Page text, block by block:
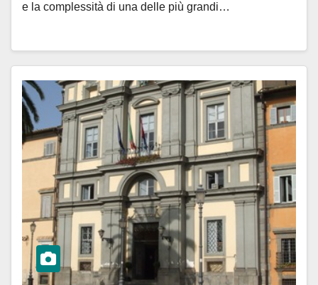
e la complessità di una delle più grandi…